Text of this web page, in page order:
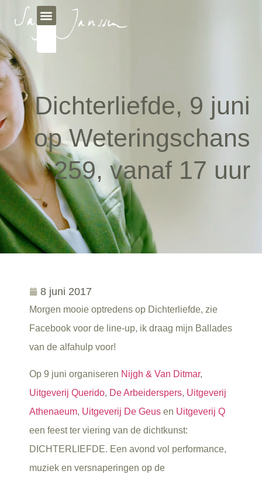
Dichterliefde, 9 juni
op Weteringschans
259, vanaf 17 uur
8 juni 2017
Morgen mooie optredens op Dichterliefde, zie
Facebook voor de line-up, ik draag mijn Ballades
van de alfahulp voor!
Op 9 juni organiseren Nijgh & Van Ditmar,
Uitgeverij Querido, De Arbeiderspers, Uitgeverij
Athenaeum, Uitgeverij De Geus en Uitgeverij Q
een feest ter viering van de dichtkunst:
DICHTERLIEFDE. Een avond vol performance,
muziek en versnaperingen op de